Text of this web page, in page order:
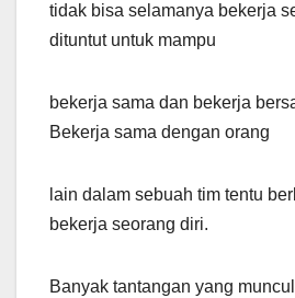
tidak bisa selamanya bekerja
dituntut untuk mampu
bekerja sama dan bekerja
Bekerja sama dengan orang
lain dalam sebuah tim tentu
bekerja seorang diri.
Banyak tantangan yang